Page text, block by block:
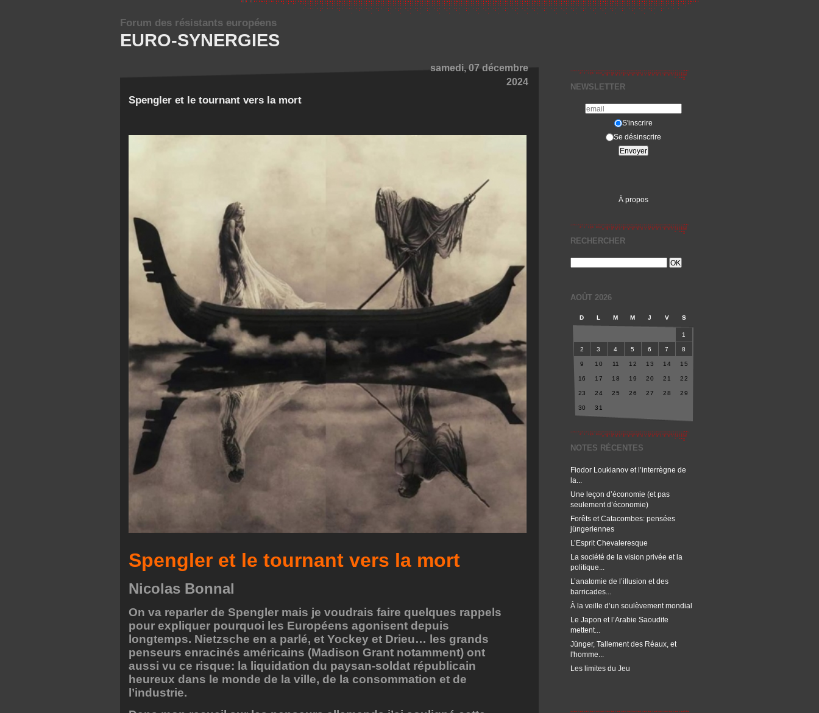
EURO-SYNERGIES
Forum des résistants européens
NEWSLETTER
S'inscrire
Se désinscrire
À propos
RECHERCHER
AOÛT 2026
D L M M J V S
1
2 3 4 5 6 7 8
9 10 11 12 13 14 15
16 17 18 19 20 21 22
23 24 25 26 27 28 29
30 31
NOTES RÉCENTES
Fiodor Loukianov et l’interrègne de
la...
Une leçon d’économie (et pas
seulement d’économie)
Forêts et Catacombes: pensées
jüngeriennes
L’Esprit Chevaleresque
La société de la vision privée et la
politique...
L’anatomie de l’illusion et des
barricades...
À la veille d’un soulèvement mondial
Le Japon et l’Arabie Saoudite
mettent...
Jünger, Tallement des Réaux, et
l'homme...
Les limites du Jeu
samedi, 07 décembre
2024
Spengler et le tournant vers la mort
Spengler et le tournant vers la mort
Nicolas Bonnal
On va reparler de Spengler mais je voudrais faire quelques rappels
pour expliquer pourquoi les Européens agonisent depuis
longtemps. Nietzsche en a parlé, et Yockey et Drieu… les grands
penseurs enracinés américains (Madison Grant notamment) ont
aussi vu ce risque: la liquidation du paysan-soldat républicain
heureux dans le monde de la ville, de la consommation et de
l’industrie.